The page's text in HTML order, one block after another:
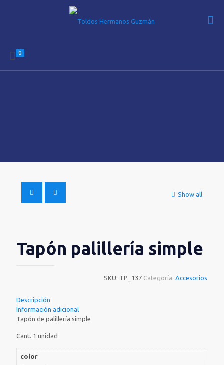
0
Show all
Tapón palillería simple
SKU: TP_137 Categoría: Accesorios
Descripción
Información adicional
Tapón de palillería simple
Cant. 1 unidad
color